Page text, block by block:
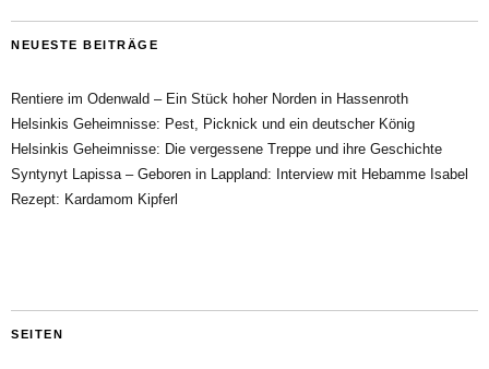
NEUESTE BEITRÄGE
Rentiere im Odenwald – Ein Stück hoher Norden in Hassenroth
Helsinkis Geheimnisse: Pest, Picknick und ein deutscher König
Helsinkis Geheimnisse: Die vergessene Treppe und ihre Geschichte
Syntynyt Lapissa – Geboren in Lappland: Interview mit Hebamme Isabel
Rezept: Kardamom Kipferl
SEITEN